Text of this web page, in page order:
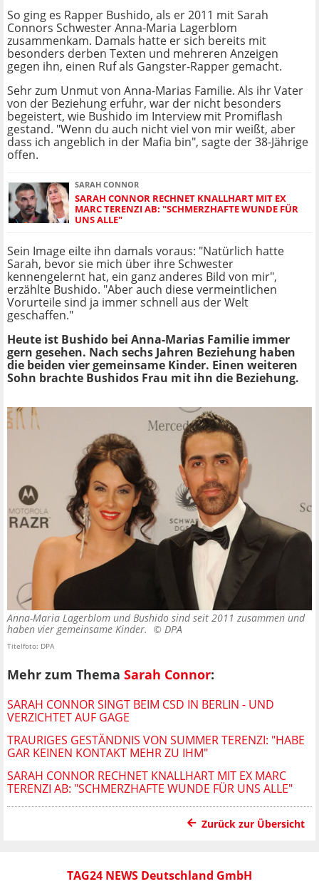
So ging es Rapper Bushido, als er 2011 mit Sarah
Connors Schwester Anna-Maria Lagerblom
zusammenkam. Damals hatte er sich bereits mit
besonders derben Texten und mehreren Anzeigen
gegen ihn, einen Ruf als Gangster-Rapper gemacht.
Sehr zum Unmut von Anna-Marias Familie. Als ihr Vater
von der Beziehung erfuhr, war der nicht besonders
begeistert, wie Bushido im Interview mit Promiflash
gestand. "Wenn du auch nicht viel von mir weißt, aber
dass ich angeblich in der Mafia bin", sagte der 38-Jährige
offen.
SARAH CONNOR
SARAH CONNOR RECHNET KNALLHART MIT EX
MARC TERENZI AB: "SCHMERZHAFTE WUNDE FÜR
UNS ALLE"
Sein Image eilte ihn damals voraus: "Natürlich hatte
Sarah, bevor sie mich über ihre Schwester
kennengelernt hat, ein ganz anderes Bild von mir",
erzählte Bushido. "Aber auch diese vermeintlichen
Vorurteile sind ja immer schnell aus der Welt
geschaffen."
Heute ist Bushido bei Anna-Marias Familie immer
gern gesehen. Nach sechs Jahren Beziehung haben
die beiden vier gemeinsame Kinder. Einen weiteren
Sohn brachte Bushidos Frau mit ihn die Beziehung.
Anna-Maria Lagerblom und Bushido sind seit 2011 zusammen und
haben vier gemeinsame Kinder. © DPA
Titelfoto: DPA
Mehr zum Thema Sarah Connor:
SARAH CONNOR SINGT BEIM CSD IN BERLIN - UND
VERZICHTET AUF GAGE
TRAURIGES GESTÄNDNIS VON SUMMER TERENZI: "HABE
GAR KEINEN KONTAKT MEHR ZU IHM"
SARAH CONNOR RECHNET KNALLHART MIT EX MARC
TERENZI AB: "SCHMERZHAFTE WUNDE FÜR UNS ALLE"
Zurück zur Übersicht
TAG24 NEWS Deutschland GmbH